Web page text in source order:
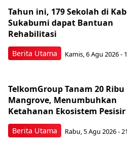
Berita Utama
Tahun ini, 179 Sekolah di
Sukabumi dapat Bantuan
Rehabilitasi
Kamis, 6 Agu 2026 -
Berita Utama
TelkomGroup Tanam 20 Ribu
Mangrove, Menumbuhkan
Ketahanan Ekosistem Pesisir
Rabu, 5 Agu 2026 -